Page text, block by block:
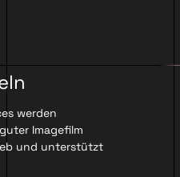
werden
Imagefilm
und unterstützt